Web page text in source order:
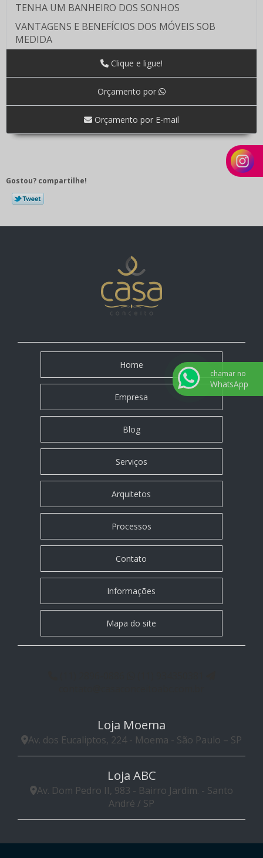
TENHA UM BANHEIRO DOS SONHOS
VANTAGENS E BENEFÍCIOS DOS MÓVEIS SOB
MEDIDA
Clique e ligue!
Orçamento por
Orçamento por E-mail
Gostou? compartilhe!
Home
Empresa
Blog
Serviços
Arquitetos
Processos
Contato
Informações
Mapa do site
Loja Moema
Av. dos Eucaliptos, 224 - Moema - São Paulo – SP
Loja ABC
Av. Dom Pedro II, 983 - Bairro Jardim. - Santo
André / SP
chamar no
WhatsApp